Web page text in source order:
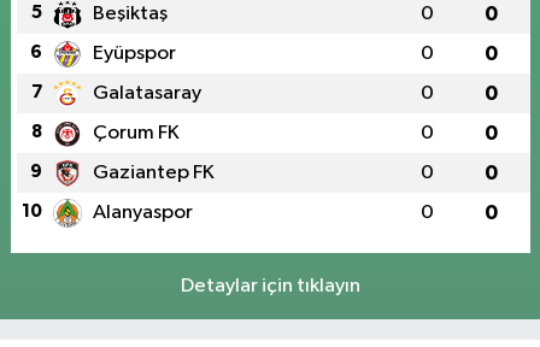
5 Beşiktaş 0 0
6 Eyüpspor 0 0
7 Galatasaray 0 0
8 Çorum FK 0 0
9 Gaziantep FK 0 0
10 Alanyaspor 0 0
Detaylar için tıklayın